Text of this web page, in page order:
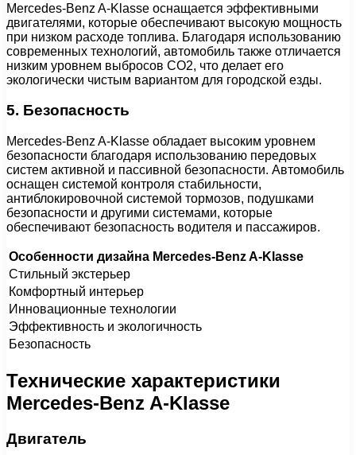
Mercedes-Benz A-Klasse оснащается эффективными
двигателями, которые обеспечивают высокую мощность
при низком расходе топлива. Благодаря использованию
современных технологий, автомобиль также отличается
низким уровнем выбросов CO2, что делает его
экологически чистым вариантом для городской езды.
5. Безопасность
Mercedes-Benz A-Klasse обладает высоким уровнем
безопасности благодаря использованию передовых
систем активной и пассивной безопасности. Автомобиль
оснащен системой контроля стабильности,
антиблокировочной системой тормозов, подушками
безопасности и другими системами, которые
обеспечивают безопасность водителя и пассажиров.
Особенности дизайна Mercedes-Benz A-Klasse
Стильный экстерьер
Комфортный интерьер
Инновационные технологии
Эффективность и экологичность
Безопасность
Технические характеристики
Mercedes-Benz A-Klasse
Двигатель